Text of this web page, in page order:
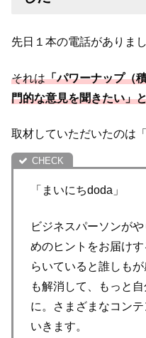
先日１本の電話がありまし
それは「パワーナップ（
門的な意見を聞きたい」
取材していただいたのは
「まいにちdoda」
ビジネスパーソンが
めのヒントをお届け
らいていると誰しも
も解消して、もっと
に。さまざまなコン
いきます。